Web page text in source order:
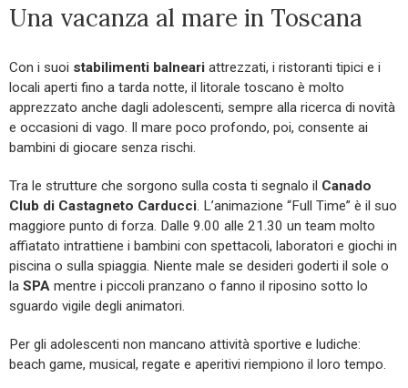
Una vacanza al mare in Toscana
Con i suoi stabilimenti balneari attrezzati, i ristoranti tipici e i
locali aperti fino a tarda notte, il litorale toscano è molto
apprezzato anche dagli adolescenti, sempre alla ricerca di novità
e occasioni di vago. Il mare poco profondo, poi, consente ai
bambini di giocare senza rischi.
Tra le strutture che sorgono sulla costa ti segnalo il Canado
Club di Castagneto Carducci. L’animazione “Full Time” è il suo
maggiore punto di forza. Dalle 9.00 alle 21.30 un team molto
affiatato intrattiene i bambini con spettacoli, laboratori e giochi in
piscina o sulla spiaggia. Niente male se desideri goderti il sole o
la SPA mentre i piccoli pranzano o fanno il riposino sotto lo
sguardo vigile degli animatori.
Per gli adolescenti non mancano attività sportive e ludiche:
beach game, musical, regate e aperitivi riempiono il loro tempo.